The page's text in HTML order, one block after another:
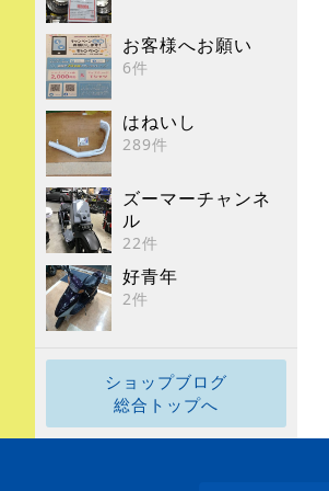
お客様へお願い
6件
はねいし
289件
ズーマーチャンネ
ル
22件
好青年
2件
ショップブログ
総合トップへ